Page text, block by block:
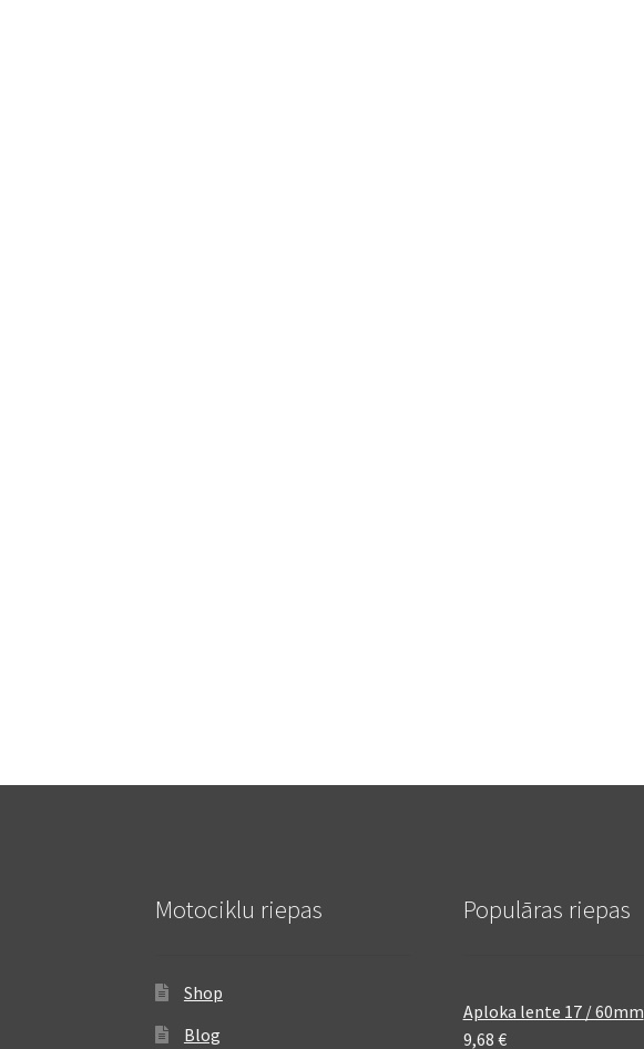
Motociklu riepas
Shop
Blog
Populāras riepas
Aploka lente 17 / 60mm
9,68 €